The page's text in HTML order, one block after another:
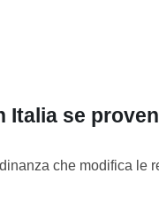
Italia se
che modifica le